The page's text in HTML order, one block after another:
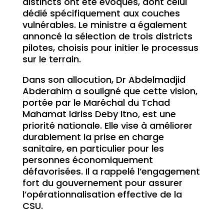
dédié spécifiquement aux couches
vulnérables. Le ministre a également
annoncé la sélection de trois districts
pilotes, choisis pour initier le processus
sur le terrain.
Dans son allocution, Dr Abdelmadjid
Abderahim a souligné que cette vision,
portée par le Maréchal du Tchad
Mahamat Idriss Deby Itno, est une
priorité nationale. Elle vise à améliorer
durablement la prise en charge
sanitaire, en particulier pour les
personnes économiquement
défavorisées. Il a rappelé l’engagement
fort du gouvernement pour assurer
l’opérationnalisation effective de la
CSU.